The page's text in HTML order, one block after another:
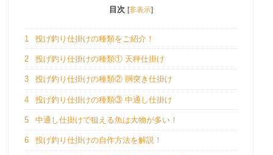
目次 [非表示]
1 投げ釣り仕掛けの種類をご紹介！
2 投げ釣り仕掛けの種類① 天秤仕掛け
3 投げ釣り仕掛けの種類② 胴突き仕掛け
4 投げ釣り仕掛けの種類③ 中通し仕掛け
5 中通し仕掛けで狙える魚は大物が多い！
6 投げ釣り仕掛けの自作方法を解説！